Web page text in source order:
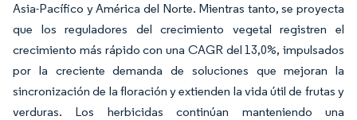
Asia-Pacífico y América del Norte. Mientras tanto, se proyecta
que los reguladores del crecimiento vegetal registren el
crecimiento más rápido con una CAGR del 13,0%, impulsados
por la creciente demanda de soluciones que mejoran la
sincronización de la floración y extienden la vida útil de frutas y
verduras. Los herbicidas continúan manteniendo una